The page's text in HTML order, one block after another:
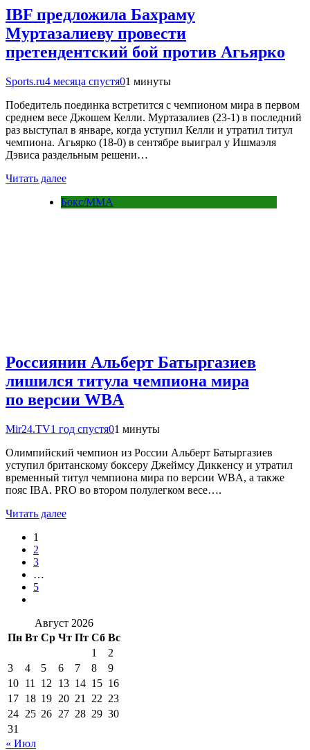
IBF предложила Бахраму
Муртазалиеву провести
претендентский бой против Агьярко
Sports.ru4 месяца спустя01 минуты
Победитель поединка встретится с чемпионом мира в первом
среднем весе Джошем Келли. Муртазалиев (23-1) в последний
раз выступал в январе, когда уступил Келли и утратил титул
чемпиона. Агьярко (18-0) в сентябре выиграл у Ишмаэля
Дэвиса раздельным решени…
Читать далее
Бокс/MMA
Россиянин Альберт Батыргазиев
лишился титула чемпиона мира
по версии WBA
Mir24.TV1 год спустя01 минуты
Олимпийский чемпион из России Альберт Батыргазиев
уступил британскому боксеру Джеймсу Диккенсу и утратил
временный титул чемпиона мира по версии WBA, а также
пояс IBA. PRO во втором полулегком весе….
Читать далее
1
2
3
…
5
Август 2026
Пн Вт Ср Чт Пт Сб Вс
1
2
3
4 5 6 7 8
9
10 11 12 13 14 15 16
17 18 19 20 21 22 23
24 25 26 27 28 29 30
31
« Июл